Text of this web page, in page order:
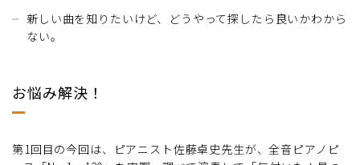
新しい曲を知りたいけど、どうやって探したら良いかわから
ない。
お悩み解決！
第1回目の今回は、ピアニスト佐藤卓史先生が、全音ピアノピ